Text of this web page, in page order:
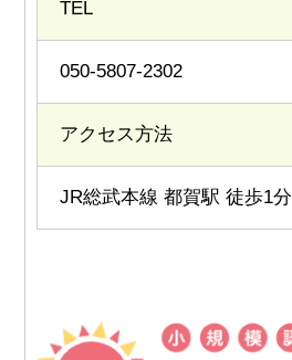
TEL
050-5807-2302
アクセス方法
JR総武本線 都賀駅 徒歩1分